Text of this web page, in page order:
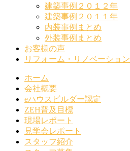
建築事例２０１２年
建築事例２０１１年
内装事例まとめ
外装事例まとめ
お客様の声
リフォーム・リノベーション
ホーム
会社概要
eハウスビルダー認定
ZEH普及目標
現場レポート
見学会レポート
スタッフ紹介